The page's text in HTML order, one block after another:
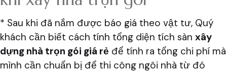
* Sau khi đã nắm được báo giá theo vật tư, Quý
khách cần biết cách tính tổng diện tích sàn xây
dựng nhà trọn gói giá rẻ để tính ra tổng chi phí mà
mình cần chuẩn bị để thi công ngôi nhà từ đó